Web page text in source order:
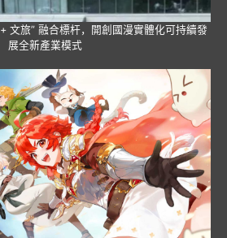
文旅” 融合標杆，開創國漫實體化可持續發
展全新產業模式